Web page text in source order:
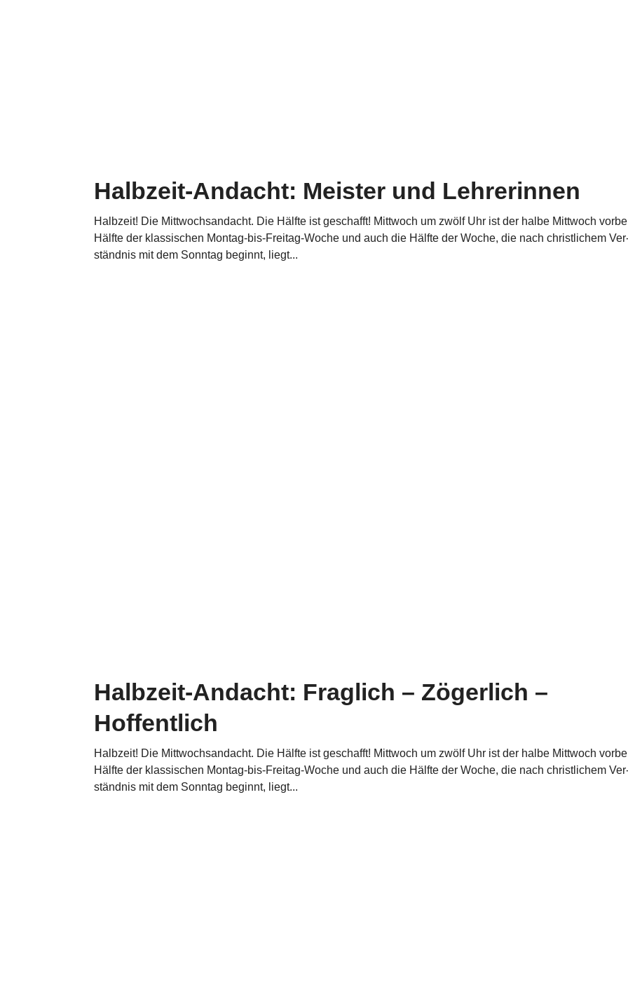
Halbzeit-Andacht: Meister und Lehrerinnen
Halbzeit! Die Mitt­woch­s­an­dacht. Die Hälfte ist geschafft! Mittwoch um zwölf Uhr ist der halbe Mittwoch
Hälfte der klas­si­schen Montag-bis-Freitag-Woche und auch die Hälfte der Woche, die nach christ­li­chem
ständ­nis mit dem Sonntag beginnt, liegt...
Halbzeit-Andacht: Fraglich – Zögerlich –
Hoffentlich
Halbzeit! Die Mitt­woch­s­an­dacht. Die Hälfte ist geschafft! Mittwoch um zwölf Uhr ist der halbe Mittwoch
Hälfte der klas­si­schen Montag-bis-Freitag-Woche und auch die Hälfte der Woche, die nach christ­li­chem
ständ­nis mit dem Sonntag beginnt, liegt...